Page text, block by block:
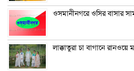
ওসমানীনগরে ওসির বাসার
লাক্কাতুরা চা বাগানে